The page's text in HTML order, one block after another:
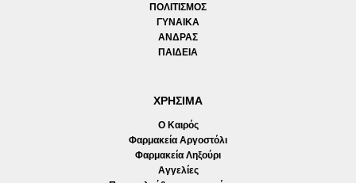
ΠΟΛΙΤΙΣΜΟΣ
ΓΥΝΑΙΚΑ
ΑΝΔΡΑΣ
ΠΑΙΔΕΙΑ
ΧΡΗΣΙΜΑ
Ο Καιρός
Φαρμακεία Αργοστόλι
Φαρμακεία Ληξούρι
Αγγελίες